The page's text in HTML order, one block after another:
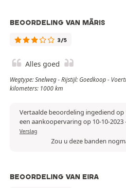
BEOORDELING VAN MĀRIS
3/5
Alles goed
Wegtype: Snelweg - Rijstijl: Goedkoop -
kilometers: 1000 km
Vertaalde beoordeling ingediend op
een aankoopervaring op 10-10-2023
Verslag
Zou u deze banden
BEOORDELING VAN EIRA